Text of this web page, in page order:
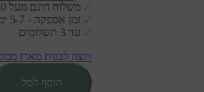
משלוח חינם מעל 220 ש״ח
זמן אספקה - 5-7 ימי עסקים
עד 3 תשלומים
רוצה לבנות מארז
הוסף לסל